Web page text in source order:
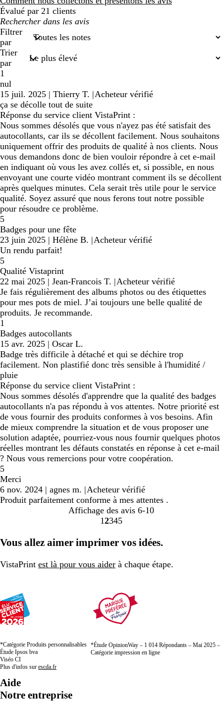
Évalué par 21 clients
Mes
recherches
saisies
Filtrer
par
Trier
par
1
nul
15 juil. 2025 | Thierry T. |Acheteur vérifié
ça se décolle tout de suite
Réponse du service client VistaPrint :
Nous sommes désolés que vous n'ayez pas été satisfait des
autocollants, car ils se décollent facilement. Nous souhaitons
uniquement offrir des produits de qualité à nos clients. Nous
vous demandons donc de bien vouloir répondre à cet e-mail
en indiquant où vous les avez collés et, si possible, en nous
envoyant une courte vidéo montrant comment ils se décollent
après quelques minutes. Cela serait très utile pour le service
qualité. Soyez assuré que nous ferons tout notre possible
pour résoudre ce problème.
5
Badges pour une fête
23 juin 2025 | Hélène B. |Acheteur vérifié
Un rendu parfait!
5
Qualité Vistaprint
22 mai 2025 | Jean-Francois T. |Acheteur vérifié
Je fais régulièrement des albums photos ou des étiquettes
pour mes pots de miel. J’ai toujours une belle qualité de
produits. Je recommande.
1
Badges autocollants
15 avr. 2025 | Oscar L.
Badge très difficile à détaché et qui se déchire trop
facilement. Non plastifié donc très sensible à l'humidité /
pluie
Réponse du service client VistaPrint :
Nous sommes désolés d'apprendre que la qualité des badges
autocollants n'a pas répondu à vos attentes. Notre priorité est
de vous fournir des produits conformes à vos besoins. Afin
de mieux comprendre la situation et de vous proposer une
solution adaptée, pourriez-vous nous fournir quelques photos
réelles montrant les défauts constatés en réponse à cet e-mail
? Nous vous remercions pour votre coopération.
5
Merci
6 nov. 2024 | agnes m. |Acheteur vérifié
Produit parfaitement conforme à mes attentes .
Affichage des avis 6-10
Accéder
la
1 Accéder
la
2Accéder
la
3Accéder
la
4Accéder
la
5
Vous allez aimer imprimer vos idées.
VistaPrint est là pour vous aider à chaque étape.
*Catégorie Produits personnalisables
Étude Ipsos bva
Viséo CI
Plus d'infos sur escda.fr
*Étude OpinionWay – 1 014 Répondants – Mai 2025 –
Catégorie impression en ligne
Aide
Notre entreprise